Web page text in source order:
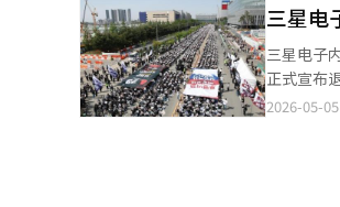
更反映了
弱斗争的
长，但规
体系不同
杂，冲突
三星电
三星电子
正式宣布
之间的严
谈判团
2300名
2026-05-